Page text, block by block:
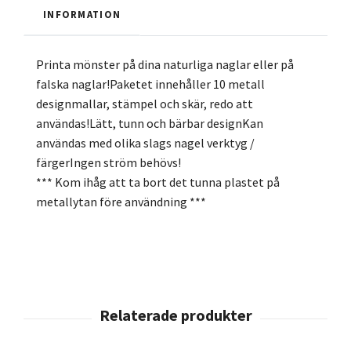
INFORMATION
Printa mönster på dina naturliga naglar eller på
falska naglar!Paketet innehåller 10 metall
designmallar, stämpel och skär, redo att
användas!Lätt, tunn och bärbar designKan
användas med olika slags nagel verktyg /
färgerIngen ström behövs!
*** Kom ihåg att ta bort det tunna plastet på
metallytan före användning ***